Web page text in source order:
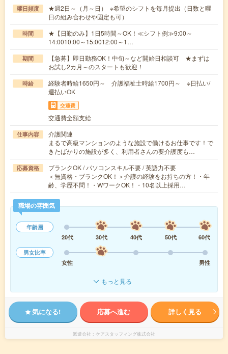
曜日頻度
★週2日～（月～日） ※希望のシフトを毎月提出（日数と曜
日の組み合わせや固定も可）
時間
★【日勤のみ】1日5時間～OK！≪シフト例≫9:00～
14:0010:00～15:0012:00～1…
期間
【急募】即日勤務OK！中旬～など開始日相談可 ★まずは
お試し2カ月～のスタートも歓迎！
時給
経験者時給1650円～ 介護福祉士時給1700円～ ※日払い/
週払いOK
交通費
交通費全額支給
仕事内容
介護関連
まるで高級マンションのような施設で働けるお仕事です！で
きたばかりの施設が多く、利用者さんの要介護度も…
応募資格
ブランクOK / パソコンスキル不要 / 英語力不要
＜無資格・ブランクOK！＞介護の経験をお持ちの方！・年
齢、学歴不問！・WワークOK！・10名以上採用…
職場の雰囲気
年齢層
20代
30代 40代 50代
60代
男女比率
女性
男性
もっと見る
気になる! 応募へ進む 詳しく見る
派遣会社 ケアスタッフィング株式会社